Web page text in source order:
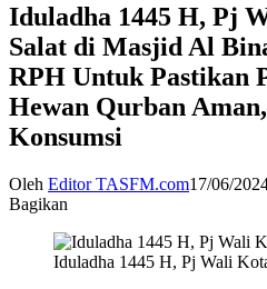
Iduladha 1445 H, Pj
Salat di Masjid Al
RPH Untuk Pastikan
Hewan Qurban
Konsumsi
Oleh Editor TASFM.com17/06/
Bagikan
Iduladha 1445 H, Pj Wali